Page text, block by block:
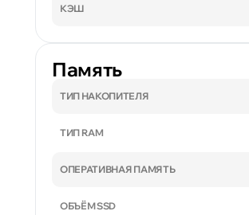
КЭШ
Память
ТИП НАКОПИТЕЛЯ
ТИП RAM
ОПЕРАТИВНАЯ ПАМЯТЬ
ОБЪЁМ SSD